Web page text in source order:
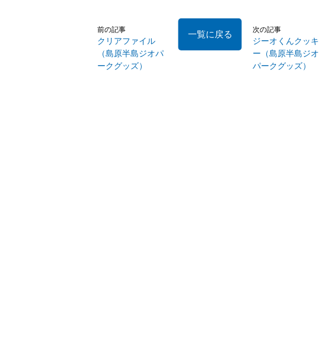
前の記事
クリアファイル
（島原半島ジオパ
ークグッズ）
次の記事
ジーオくんクッキ
ー（島原半島ジオ
パークグッズ）
一覧に戻る